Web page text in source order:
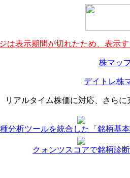
は表示期間が切れたため、表示
株マッ
デイトレ株
リアルタイム株価に対応、さら
分析ツールを統合した「銘柄基
クォンツスコアで銘柄診断